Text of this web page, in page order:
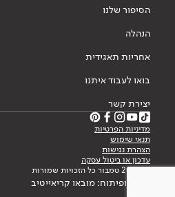
הסיפור שלנו
הנהלה
אחריות תאגידית
בואו לעבוד איתנו
יצירת קשר
מדיניות הפרטיות
תנאי שימוש
הצהרת נגישות
עדכון או ביטול עסקה
© 2026 טמבור כל הזכויות שמורות
עיצוב ופיתוח: מובאו קריאייטיב